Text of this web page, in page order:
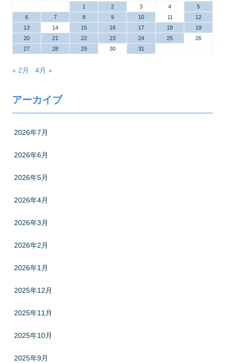
1 2 3 4
5
6
7 8 9 10 11
12
13
14 15 16 17 18
19
20
21 22 23 24 25
26
27
28 29 30 31
« 2月 4月 »
アーカイブ
2026年7月
2026年6月
2026年5月
2026年4月
2026年3月
2026年2月
2026年1月
2025年12月
2025年11月
2025年10月
2025年9月